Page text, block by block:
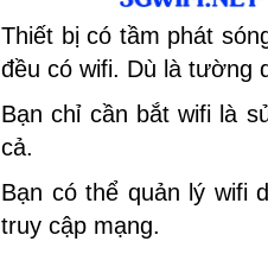
Thiết bị có tầm phát
đều có wifi. Dù là tường
Bạn chỉ cần bắt wifi là
cả.
Bạn có thể quản lý wifi
truy cập mạng.